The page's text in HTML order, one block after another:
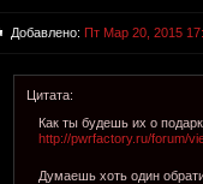
Добавлено: Пт Мар 20, 2015
Цитата:
Как ты будешь их о
http://pwrfactory.ru/forum/
Думаешь хоть один